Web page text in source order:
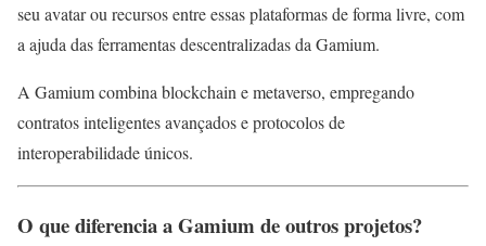
seu avatar ou recursos entre essas plataformas de forma livre, com
a ajuda das ferramentas descentralizadas da Gamium.
A Gamium combina blockchain e metaverso, empregando
contratos inteligentes avançados e protocolos de
interoperabilidade únicos.
O que diferencia a Gamium de outros projetos?